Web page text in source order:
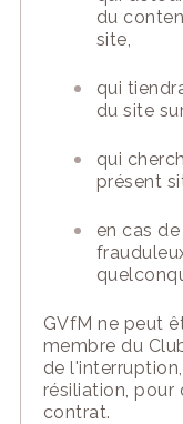
du
site,
qui
du site
qui
présent
en cas
GVfM ne peut
membre du
de
résiliation, pour
contrat.